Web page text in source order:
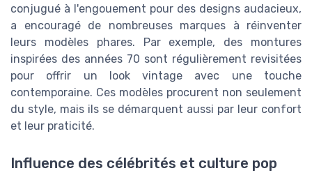
conjugué à l'engouement pour des designs audacieux,
a encouragé de nombreuses marques à réinventer
leurs modèles phares. Par exemple, des montures
inspirées des années 70 sont régulièrement revisitées
pour offrir un look vintage avec une touche
contemporaine. Ces modèles procurent non seulement
du style, mais ils se démarquent aussi par leur confort
et leur praticité.
Influence des célébrités et culture pop